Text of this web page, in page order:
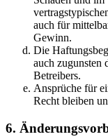
auch für
Gewinn.
Die
auch zugunsten
Betreibers.
Ansprüche für
Recht bleiben
6.